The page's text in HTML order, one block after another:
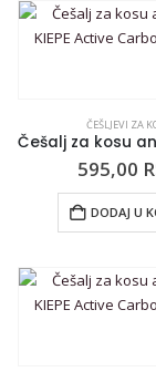
ČEŠLJEVI ZA
595,00
DODAJ U